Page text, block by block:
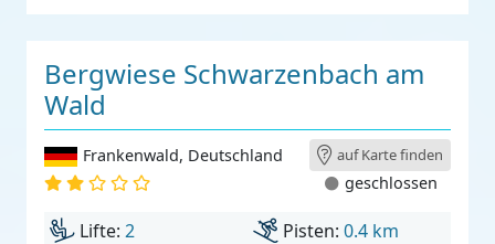
Bergwiese Schwarzenbach am
Wald
Frankenwald, Deutschland auf Karte finden
geschlossen
Lifte: 2 Pisten: 0.4 km